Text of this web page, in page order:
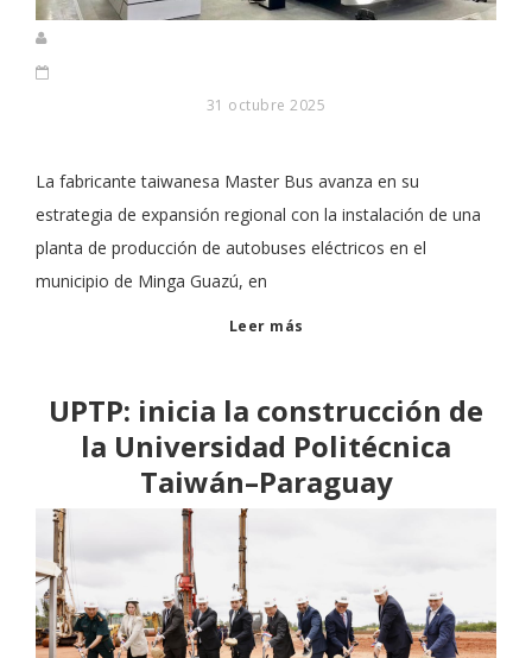
31 octubre 2025
La fabricante taiwanesa Master Bus avanza en su
estrategia de expansión regional con la instalación de una
planta de producción de autobuses eléctricos en el
municipio de Minga Guazú, en
Leer más
UPTP: inicia la construcción de
la Universidad Politécnica
Taiwán–Paraguay